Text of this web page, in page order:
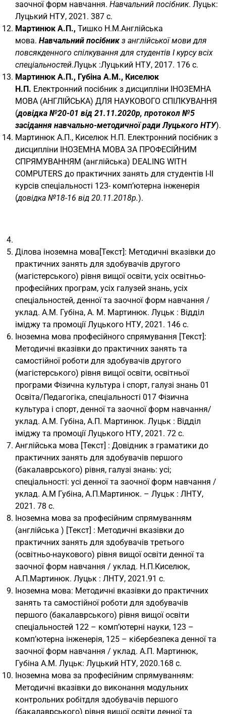
заочної форм навчання. Навчальний посібник. Луцьк:
Луцький НТУ, 2021. 387 с.
Мартинюк А.П., Тишко Н.М.Англійська
мова. Навчальний посібник з англійської мови для
повсякденного спілкування для студентів І курсу всіх
спеціальностей.Луцьк :Луцький НТУ, 2017. 176 с.
Мартинюк А.П., Губіна А.М., Киселюк
Н.П. Електронний посібник з дисципліни ІНОЗЕМНА
МОВА (АНГЛІЙСЬКА) ДЛЯ НАУКОВОГО СПІЛКУВАННЯ
(довідка №20-01 від 21.11.2020р, протокол №5
засідання навчально-методичної ради Луцького НТУ).
Мартинюк А.П., Киселюк Н.П. Електронний посібник з
дисципліни ІНОЗЕМНА МОВА ЗА ПРОФЕСІЙНИМ
СПРЯМУВАННЯМ (англійська) DEALING WITH
COMPUTERS до практичних занять для студентів І-ІІ
курсів спеціальності 123- комп’ютерна інженерія
(довідка №18-16 від 20.11.2018р.).
Ділова іноземна мова[Текст]: Методичні вказівки до
практичних занять для здобувачів другого
(магістерського) рівня вищої освіти, усіх освітньо-
професійних програм, усіх галузей знань, усіх
спеціальностей, денної та заочної форм навчання /
уклад. А.М. Губіна, А. М. Мартинюк. Луцьк : Відділ
іміджу та промоції Луцького НТУ, 2021. 146 с.
Іноземна мова професійного спрямування [Текст]:
Методичні вказівки до практичних занять та
самостійної роботи для здобувачів другого
(магістерського) рівня вищої освіти, освітньої
програми Фізична культура і спорт, галузі знань 01
Освіта/Педагогіка, спеціальності 017 Фізична
культура і спорт, денної та заочної форм навчання/
уклад. А.М. Губіна, А.П. Мартинюк. Луцьк : Відділ
іміджу та промоції Луцького НТУ, 2021. 72 с.
Англійська мова [Текст] : Довідник з граматики до
практичних занять для здобувачів першого
(бакалаврського) рівня, галузі знань: усі;
спеціальності: усі денної та заочної форм навчання /
уклад. А.М Губіна, А.П.Мартинюк. – Луцьк : ЛНТУ,
2021. 78 с.
Іноземна мова за професійним спрямуванням
(англійська ) [Текст] : Методичні вказівки до
практичних занять для здобувачів третього
(освітньо-наукового) рівня вищої освіти денної та
заочної форм навчання / уклад. Н.П.Киселюк,
А.П.Мартинюк. Луцьк : ЛНТУ, 2021.91 с.
Іноземна мова: Методичні вказівки до практичних
занять та самостійної роботи для здобувачів
першого (бакалаврського) рівня вищої освіти
спеціальностей 122 – комп’ютерні науки, 123 –
комп’ютерна інженерія, 125 – кібербезпека денної та
заочної форм навчання / уклад. А.П. Мартинюк,
Губіна А.М. Луцьк: Луцький НТУ, 2020.168 с.
Іноземна мова за професійним спрямуванням:
Методичні вказівки до виконання модульних
контрольних робітдля здобувачів першого
(бакалаврського) рівня вищої освіти денної та